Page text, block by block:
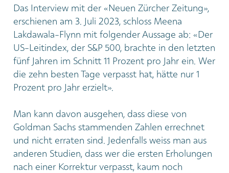
Das Interview mit der «Neuen Zürcher Zeitung»,
erschienen am 3. Juli 2023, schloss Meena
Lakdawala-Flynn mit folgender Aussage ab: «Der
US-Leitindex, der S&P 500, brachte in den letzten
fünf Jahren im Schnitt 11 Prozent pro Jahr ein. Wer
die zehn besten Tage verpasst hat, hätte nur 1
Prozent pro Jahr erzielt».
Man kann davon ausgehen, dass diese von
Goldman Sachs stammenden Zahlen errechnet
und nicht erraten sind. Jedenfalls weiss man aus
anderen Studien, dass wer die ersten Erholungen
nach einer Korrektur verpasst, kaum noch